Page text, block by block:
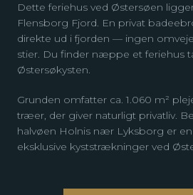
Dette feriehus ved Østersøen
Flensborg Fjord. En privat
direkte ud i fjorden — ingen
stier. Du finder næppe et feriehus
Østersøkysten.
Grunden omfatter ca. 1.060 m²
træer, der giver naturligt privatliv.
halvøen Holnis nær Lyksborg er
eksklusive kyststrækninger ved